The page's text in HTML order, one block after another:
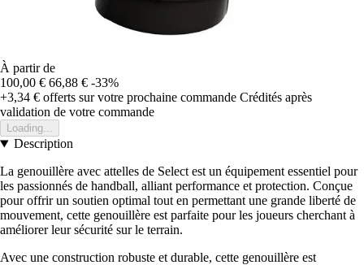
À partir de
100,00 € 66,88 € -33%
+3,34 € offerts sur votre prochaine commande Crédités après
validation de votre commande
Loading...
Description
La genouillère avec attelles de Select est un équipement essentiel pour
les passionnés de handball, alliant performance et protection. Conçue
pour offrir un soutien optimal tout en permettant une grande liberté de
mouvement, cette genouillère est parfaite pour les joueurs cherchant à
améliorer leur sécurité sur le terrain.
Avec une construction robuste et durable, cette genouillère est